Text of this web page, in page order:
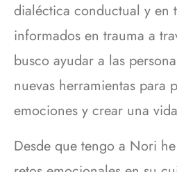
dialéctica conductual y en
informados en trauma a
busco ayudar a las
nuevas herramientas para
emociones y crear una
Desde que tengo a Nori